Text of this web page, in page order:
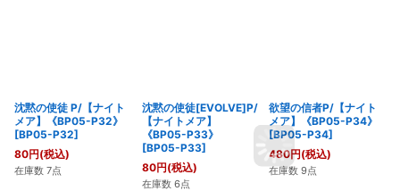
沈黙の使徒 P/【ナイト
メア】《BP05-P32》
[BP05-P32]
80円(税込)
在庫数 7点
沈黙の使徒[EVOLVE]P/
【ナイトメア】
《BP05-P33》
[BP05-P33]
80円(税込)
在庫数 6点
欲望の信者P/【ナイト
メア】《BP05-P34》
[BP05-P34]
480円(税込)
在庫数 9点